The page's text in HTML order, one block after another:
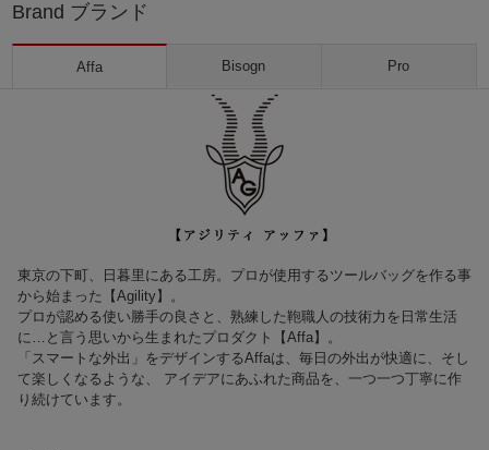
Brand ブランド
Affa Bisogn Pro
東京の下町、日暮里にある工房。プロが使用するツールバッグを作る事
から始まった【Agility】。
プロが認める使い勝手の良さと、熟練した鞄職人の技術力を日常生活
に…と言う思いから生まれたプロダクト【Affa】。
「スマートな外出」をデザインするAffaは、毎日の外出が快適に、そし
て楽しくなるような、 アイデアにあふれた商品を、一つ一つ丁寧に作
り続けています。